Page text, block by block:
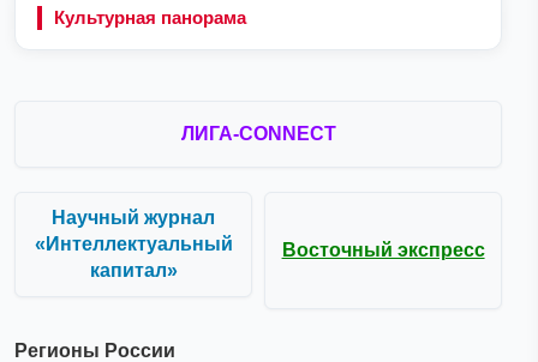
Культурная панорама
ЛИГА-CONNECT
Научный журнал
«Интеллектуальный
капитал»
Восточный экспресс
Регионы России